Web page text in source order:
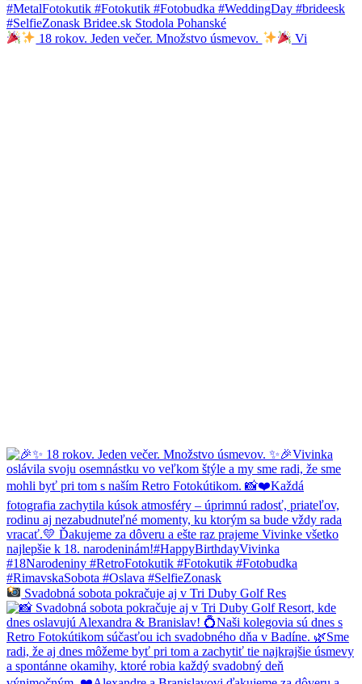
18 rokov. Jeden večer. Množstvo úsmevov. Vi
Svadobná sobota pokračuje aj v Tri Duby Golf Res